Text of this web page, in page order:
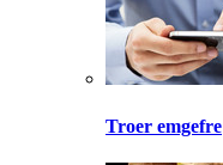
Troer emgefre